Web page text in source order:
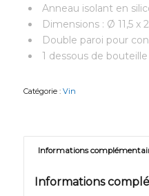
Anneau isolant en
Dimensions : Ø 11,5 x
Double paroi pour
1 dessous de
Catégorie : Vin
Informations
Informations